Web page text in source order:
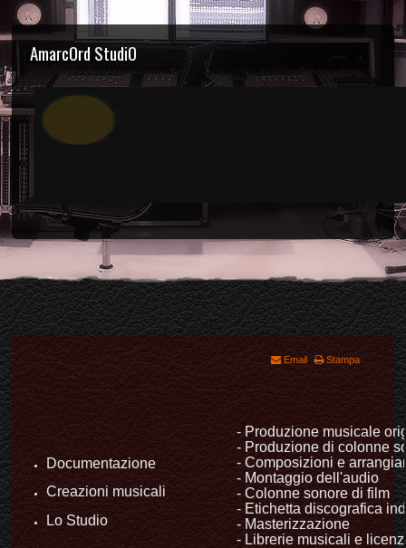
AmarcOrd StudiO
Stampa
Email
Documentazione
Creazioni musicali
Lo Studio
- Produzione musicale
- Produzione di colonne
- Composizioni e
- Montaggio dell'audio
- Colonne sonore di film
- Etichetta discografica
- Masterizzazione
- Librerie musicali e